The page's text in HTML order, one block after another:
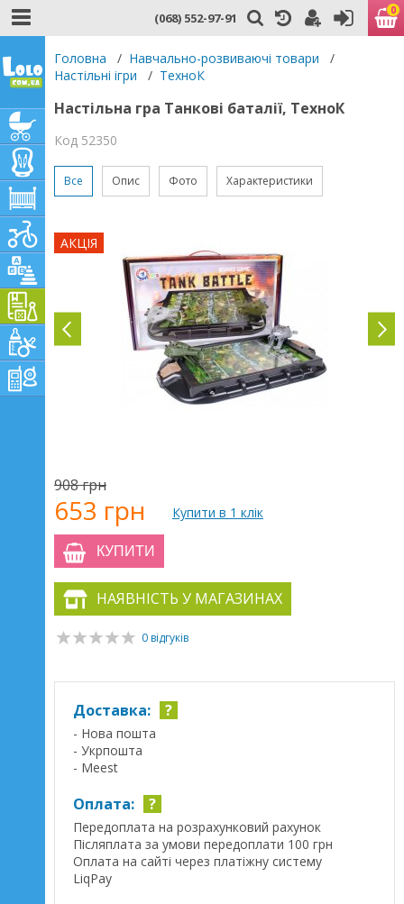
(068) 552-97-91 0
Головна / Навчально-розвиваючі товари
/
Настільні ігри
/ ТехноК
Настільна гра Танкові баталії, ТехноК
Код 52350
Все Опис Фото Характеристики
АКЦІЯ
908 грн
653 грн Купити в 1 клік
КУПИТИ
НАЯВНІСТЬ У МАГАЗИНАХ
0 відгуків
Доставка: ?
- Нова пошта
- Укрпошта
- Meest
Оплата: ?
Передоплата на розрахунковий рахунок
Післяплата за умови передоплати 100 грн
Оплата на сайті через платіжну систему
LiqPay